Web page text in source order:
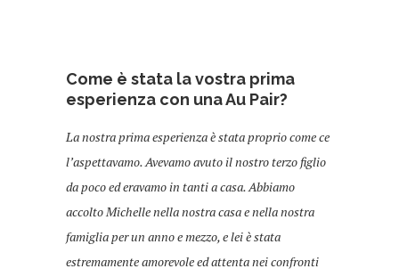
Come è stata la vostra prima
esperienza con una Au Pair?
La nostra prima esperienza è stata proprio come ce
l’aspettavamo. Avevamo avuto il nostro terzo figlio
da poco ed eravamo in tanti a casa. Abbiamo
accolto Michelle nella nostra casa e nella nostra
famiglia per un anno e mezzo, e lei è stata
estremamente amorevole ed attenta nei confronti